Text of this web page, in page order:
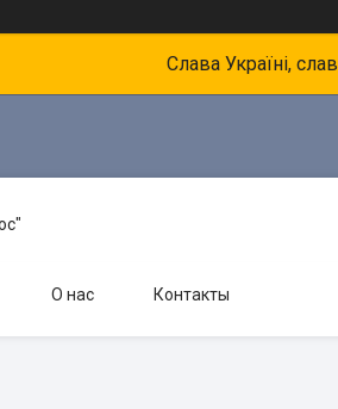
Слава Україні,
О нас Контакты